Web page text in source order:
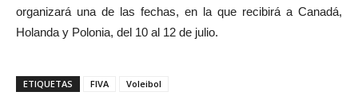
organizará una de las fechas, en la que recibirá a Canadá,
Holanda y Polonia, del 10 al 12 de julio.
ETIQUETAS FIVA Voleibol